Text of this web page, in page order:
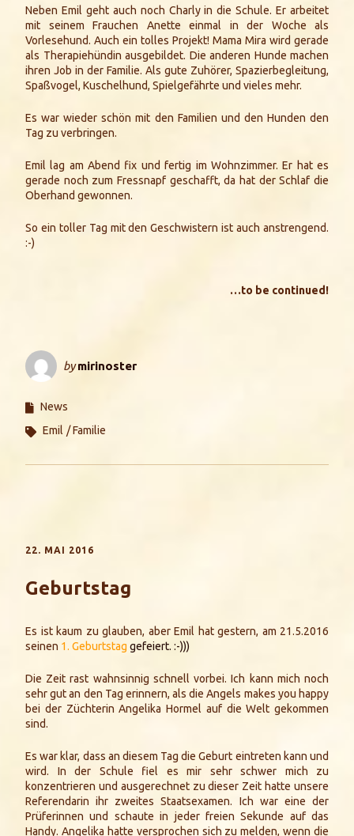
Neben Emil geht auch noch Charly in die Schule. Er arbeitet
mit seinem Frauchen Anette einmal in der Woche als
Vorlesehund. Auch ein tolles Projekt! Mama Mira wird gerade
als Therapiehündin ausgebildet. Die anderen Hunde machen
ihren Job in der Familie. Als gute Zuhörer, Spazierbegleitung,
Spaßvogel, Kuschelhund, Spielgefährte und vieles mehr.
Es war wieder schön mit den Familien und den Hunden den
Tag zu verbringen.
Emil lag am Abend fix und fertig im Wohnzimmer. Er hat es
gerade noch zum Fressnapf geschafft, da hat der Schlaf die
Oberhand gewonnen.
So ein toller Tag mit den Geschwistern ist auch anstrengend.
:-)
…to be continued!
bymirinoster
News
Emil
Familie
22. MAI 2016
Geburtstag
Es ist kaum zu glauben, aber Emil hat gestern, am 21.5.2016
seinen 1. Geburtstag gefeiert. :-)))
Die Zeit rast wahnsinnig schnell vorbei. Ich kann mich noch
sehr gut an den Tag erinnern, als die Angels makes you happy
bei der Züchterin Angelika Hormel auf die Welt gekommen
sind.
Es war klar, dass an diesem Tag die Geburt eintreten kann und
wird. In der Schule fiel es mir sehr schwer mich zu
konzentrieren und ausgerechnet zu dieser Zeit hatte unsere
Referendarin ihr zweites Staatsexamen. Ich war eine der
Prüferinnen und schaute in jeder freien Sekunde auf das
Handy. Angelika hatte versprochen sich zu melden, wenn die